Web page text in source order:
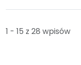
1 - 15 z 28 wpisów